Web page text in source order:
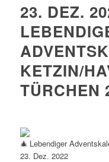
23. DEZ.
KETZIN/
TÜRCHEN
Lebendiger
23. Dez. 2022